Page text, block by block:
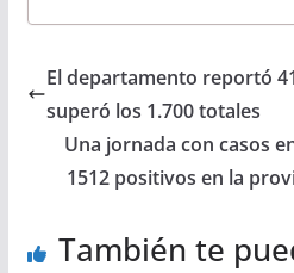
El departamento reportó
superó los 1.700 totales
Una jornada con casos
1512 positivos en la
También te